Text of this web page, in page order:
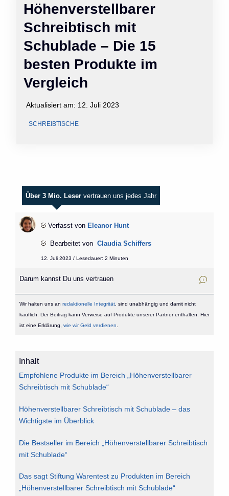
Höhenverstellbarer
Schreibtisch mit
Schublade – Die 15
besten Produkte im
Vergleich
Aktualisiert am: 12. Juli 2023
SCHREIBTISCHE
Über 3 Mio. Leser vertrauen uns jedes Jahr
Verfasst von Eleanor Hunt
Bearbeitet von Claudia Schiffers
12. Juli 2023 / Lesedauer: 2 Minuten
Darum kannst Du uns vertrauen
Wir halten uns an redaktionelle Integrität, sind unabhängig und damit nicht
käuflich. Der Beitrag kann Verweise auf Produkte unserer Partner enthalten. Hier
ist eine Erklärung, wie wir Geld verdienen
Inhalt
Empfohlene Produkte im Bereich „Höhenverstellbarer
Schreibtisch mit Schublade“
Höhenverstellbarer Schreibtisch mit Schublade – das
Wichtigste im Überblick
Die Bestseller im Bereich „Höhenverstellbarer Schreibtisch
mit Schublade“
Das sagt Stiftung Warentest zu Produkten im Bereich
„Höhenverstellbarer Schreibtisch mit Schublade“